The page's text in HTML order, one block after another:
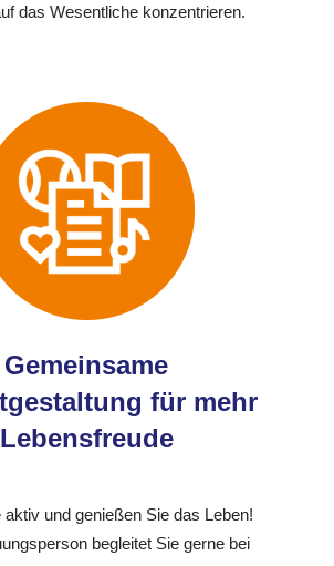
das Wesentliche konzentrieren.
Gemeinsame
für mehr
Lebensfreude
aktiv und genießen Sie das Leben!
begleitet Sie gerne bei